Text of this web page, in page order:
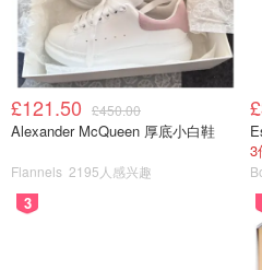
图片来自于@SABON
香氛美学与天然保养的
£121.50 £450.00
Alexander McQueen 厚底小白鞋
Flannels 2195人感兴趣
3
3